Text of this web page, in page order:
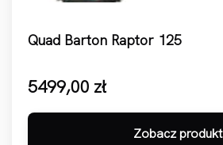
Quad Barton Raptor 125
5499,00 zł
Zobacz produkt